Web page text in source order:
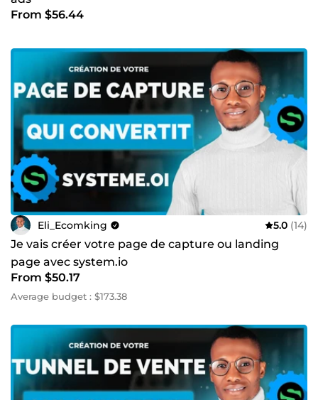
From $56.44
Eli_Ecomking 5.0 (14)
Je vais créer votre page de capture ou landing
page avec system.io
From $50.17
Average budget : $173.38